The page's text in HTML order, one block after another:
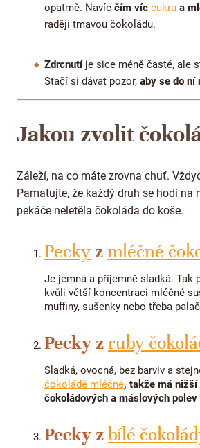
opatrně. Navíc čím víc cukru a
raději tmavou čokoládu.
Zdrcnutíje sice méně časté, ale
Stačí si dávat pozor, aby se do ní
Jakou zvolit
Záleží, na co máte zrovna chuť.
Pamatujte, že každý druh se hodí
pekáče neletěla čokoláda do koše.
Pecky z mléčné
Je jemná a příjemně sladká. Tak
kvůli větší koncentraci mléčné
muffiny, sušenky nebo třeba
Pecky z ruby
Sladká, ovocná, bez barviv a
čokoládě mléčné, takže má nižší
čokoládových a máslových polev
Pecky z bílé